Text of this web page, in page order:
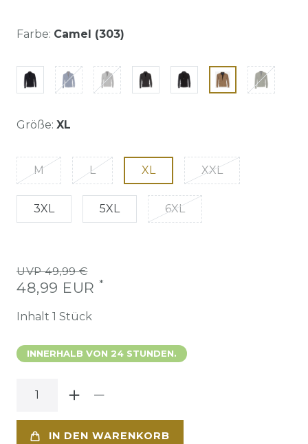
Farbe: Camel (303)
Größe: XL
M L XL XXL
3XL 5XL 6XL
UVP 49,99 €
48,99 EUR *
Inhalt 1 Stück
INNERHALB VON 24 STUNDEN.
IN DEN WARENKORB